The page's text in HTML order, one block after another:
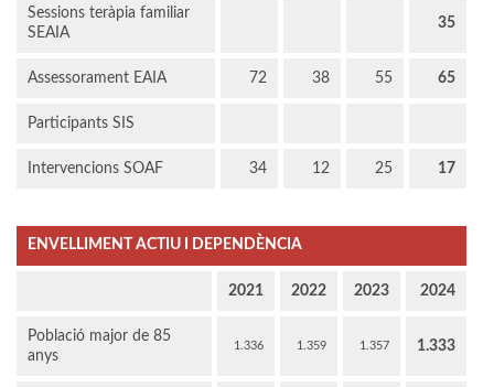
Sessions teràpia familiar
SEAIA
35
Assessorament EAIA 72 38 55 65
Participants SIS
Intervencions SOAF 34 12 25 17
ENVELLIMENT ACTIU I DEPENDÈNCIA
2021 2022 2023 2024
Població major de 85
anys
1.336 1.359 1.357 1.333